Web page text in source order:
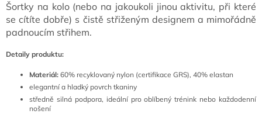
Šortky na kolo (nebo na jakoukoli jinou aktivitu, při které
se cítíte dobře) s čistě střiženým designem a mimořádně
padnoucím střihem.
Detaily produktu:
Materiál: 60% recyklovaný nylon (certifikace GRS), 40% elastan
elegantní a hladký povrch tkaniny
středně silná podpora, ideální pro oblíbený trénink nebo každodenní
nošení